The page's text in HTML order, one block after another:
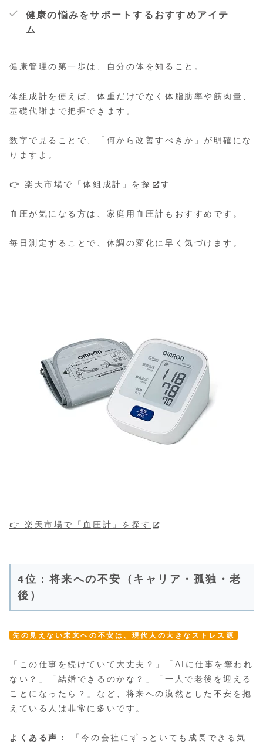
健康の悩みをサポートするおすすめアイテ
ム
健康管理の第一歩は、自分の体を知ること。
体組成計を使えば、体重だけでなく体脂肪率や筋肉量、
基礎代謝まで把握できます。
数字で見ることで、「何から改善すべきか」が明確にな
りますよ。
👉 楽天市場で「体組成計」を探 す
血圧が気になる方は、家庭用血圧計もおすすめです。
毎日測定することで、体調の変化に早く気づけます。
👉 楽天市場で「血圧計」を探す
4位：将来への不安（キャリア・孤独・老
後）
先の見えない未来への不安は、現代人の大きなストレス源
「この仕事を続けていて大丈夫？」「AIに仕事を奪われ
ない？」「結婚できるのかな？」「一人で老後を迎える
ことになったら？」など、将来への漠然とした不安を抱
えている人は非常に多いです。
よくある声： 「今の会社にずっといても成長できる気